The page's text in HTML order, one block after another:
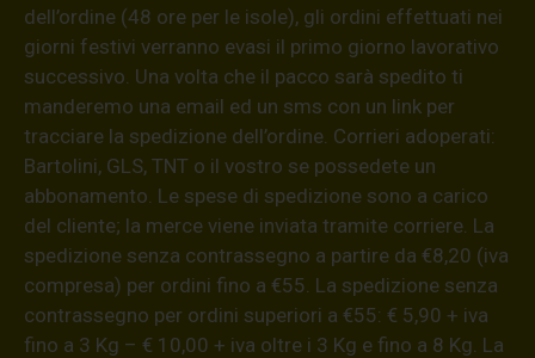
dell’ordine (48 ore per le isole), gli ordini effettuati nei
giorni festivi verranno evasi il primo giorno lavorativo
successivo. Una volta che il pacco sarà spedito ti
manderemo una email ed un sms con un link per
tracciare la spedizione dell’ordine. Corrieri adoperati:
Bartolini, GLS, TNT o il vostro se possedete un
abbonamento. Le spese di spedizione sono a carico
del cliente; la merce viene inviata tramite corriere. La
spedizione senza contrassegno a partire da €8,20 (iva
compresa) per ordini fino a €55. La spedizione senza
contrassegno per ordini superiori a €55: € 5,90 + iva
fino a 3 Kg – € 10,00 + iva oltre i 3 Kg e fino a 8 Kg. La